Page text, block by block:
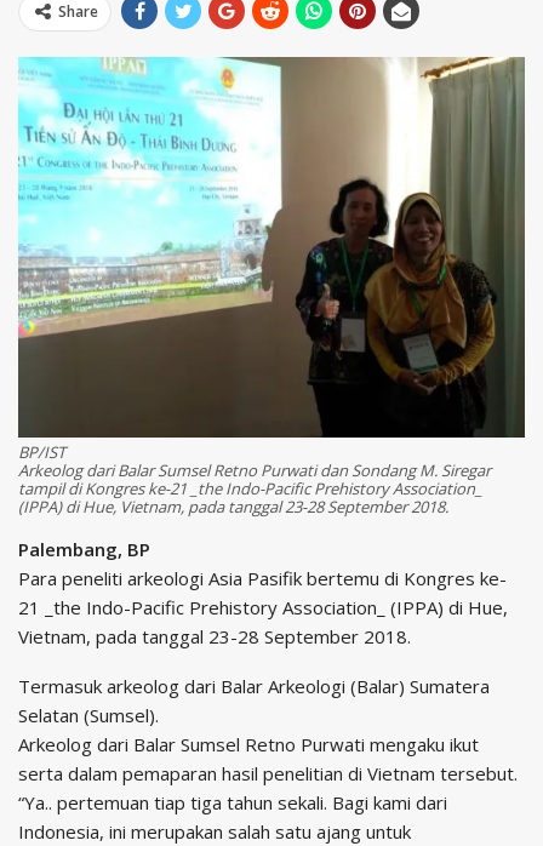
Share
BP/IST
Arkeolog dari Balar Sumsel Retno Purwati dan Sondang M. Siregar
tampil di Kongres ke-21 _the Indo-Pacific Prehistory Association_
(IPPA) di Hue, Vietnam, pada tanggal 23-28 September 2018.
Palembang, BP
Para peneliti arkeologi Asia Pasifik bertemu di Kongres ke-
21 _the Indo-Pacific Prehistory Association_ (IPPA) di Hue,
Vietnam, pada tanggal 23-28 September 2018.
Termasuk arkeolog dari Balar Arkeologi (Balar) Sumatera
Selatan (Sumsel).
Arkeolog dari Balar Sumsel Retno Purwati mengaku ikut
serta dalam pemaparan hasil penelitian di Vietnam tersebut.
“Ya.. pertemuan tiap tiga tahun sekali. Bagi kami dari
Indonesia, ini merupakan salah satu ajang untuk